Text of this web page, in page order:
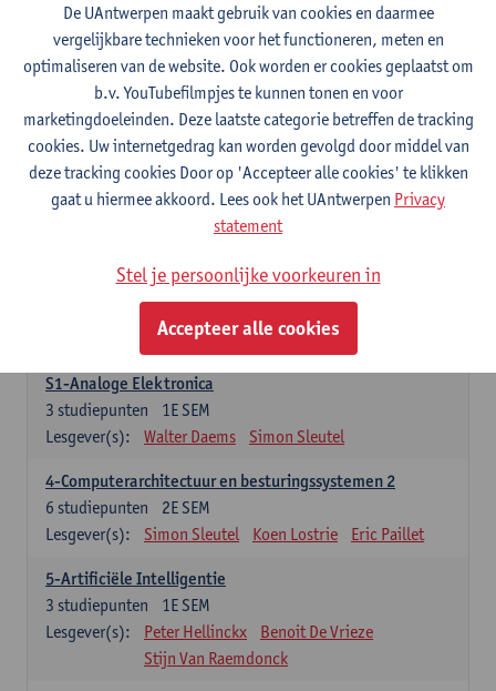
Lesgever(s):
Maarten Weyn
Rafael Berkvens
Rreze Halili
6-Digital Signal Processing
2E SEM
3studiepunten
Lesgever(s):
Walter Daems
Specifiek deel A - PBa Toegepaste Informatica
1-Basis digitale elektronica 1
studiepunten
Koen Lostrie
S1-Analoge Elektronica
1E SEM
3 studiepunten
Lesgever(s):
Walter Daems Simon Sleutel
4-Computerarchitectuur en besturingssystemen 2
2E SEM
6 studiepunten
Lesgever(s):
Simon Sleutel Koen Lostrie Eric Paillet
5-Artificiële Intelligentie
1E SEM
3 studiepunten
Lesgever(s):
Peter Hellinckx
Benoit De Vrieze
Stijn Van Raemdonck
De UAntwerpen maakt gebruik van cookies en daarmee
vergelijkbare technieken voor het functioneren, meten en
optimaliseren van de website. Ook worden er cookies geplaatst om
b.v. YouTubefilmpjes te kunnen tonen en voor
marketingdoeleinden. Deze laatste categorie betreffen de tracking
cookies. Uw internetgedrag kan worden gevolgd door middel van
deze tracking cookies Door op 'Accepteer alle cookies' te klikken
gaat u hiermee akkoord. Lees ook het UAntwerpen Privacy
statement
Stel je persoonlijke voorkeuren in
Accepteer alle cookies